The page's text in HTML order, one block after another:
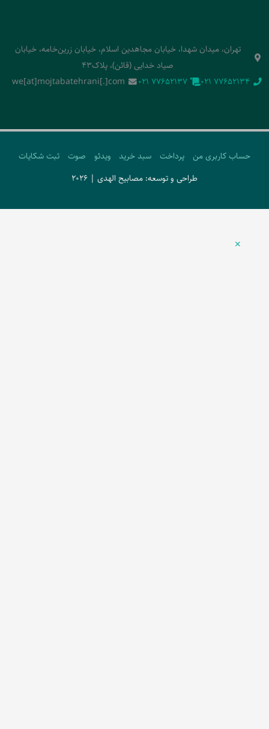
تهران، میدان شهدا، خیابان مجاهدین اسلام، خیابان زرین‌خامه، خیابان
صیاد خدایی (قائن)، پلاک43
‭021 77652134‬
‭021 77652137‬
we[at]mojtabatehrani[.]com
حساب کاربری من پرداخت سبد خرید ویدئو صوت
ثبت شکایات
طراحی و توسعه: مصابیح الهدی | 2026